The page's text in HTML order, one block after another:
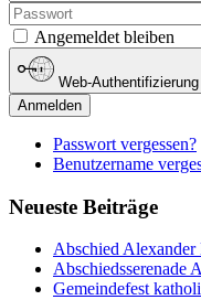
Angemeldet bleiben
Web-Authentifizierung
Anmelden
Passwort vergessen?
Benutzername
Neueste Beiträge
Abschied Alexander
Abschiedsserenade
Gemeindefest